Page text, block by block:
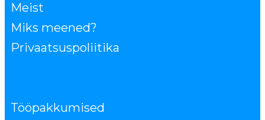
Meist
Miks meened?
Privaatsuspoliitika
Tööpakkumised